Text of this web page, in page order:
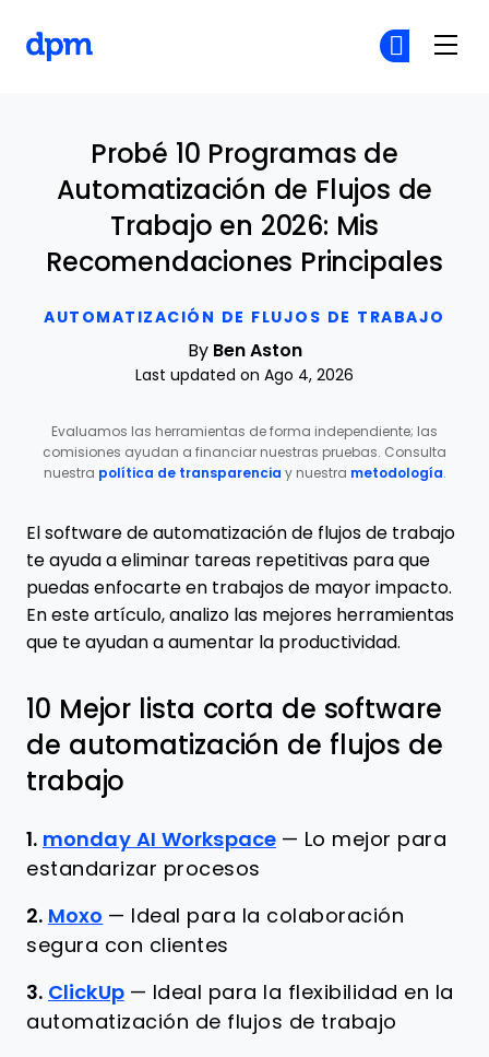
AUTOMATIZACIÓN DE FLUJOS DE TRABAJO
Probé 10 Programas de
Automatización de Flujos de
Trabajo en 2026: Mis
Recomendaciones Principales
By Ben Aston
Last updated on Ago 4, 2026
Evaluamos las herramientas de forma independiente; las
comisiones ayudan a financiar nuestras pruebas. Consulta
nuestra política de transparencia y nuestra metodología.
El software de automatización de flujos de trabajo
te ayuda a eliminar tareas repetitivas para que
puedas enfocarte en trabajos de mayor impacto.
En este artículo, analizo las mejores herramientas
que te ayudan a aumentar la productividad.
10 Mejor lista corta de software
de automatización de flujos de
trabajo
1. monday AI Workspace — Lo mejor para
estandarizar procesos
2. Moxo —
Ideal para la colaboración
segura con clientes
3. ClickUp — Ideal para la flexibilidad en la
automatización de flujos de trabajo